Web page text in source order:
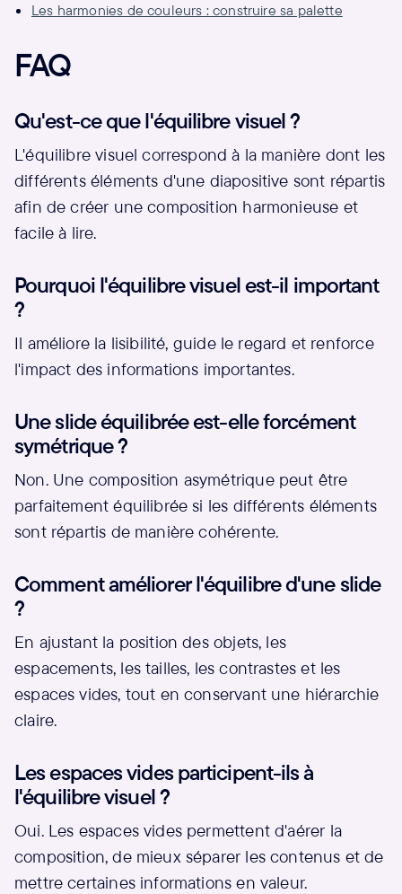
Les harmonies de couleurs : construire sa palette
FAQ
Qu'est-ce que l'équilibre visuel ?
L'équilibre visuel correspond à la manière dont les
différents éléments d'une diapositive sont répartis
afin de créer une composition harmonieuse et
facile à lire.
Pourquoi l'équilibre visuel est-il important
?
Il améliore la lisibilité, guide le regard et renforce
l'impact des informations importantes.
Une slide équilibrée est-elle forcément
symétrique ?
Non. Une composition asymétrique peut être
parfaitement équilibrée si les différents éléments
sont répartis de manière cohérente.
Comment améliorer l'équilibre d'une slide
?
En ajustant la position des objets, les
espacements, les tailles, les contrastes et les
espaces vides, tout en conservant une hiérarchie
claire.
Les espaces vides participent-ils à
l'équilibre visuel ?
Oui. Les espaces vides permettent d'aérer la
composition, de mieux séparer les contenus et de
mettre certaines informations en valeur.